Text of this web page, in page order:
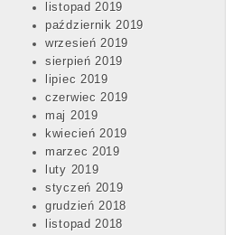
listopad 2019
październik 2019
wrzesień 2019
sierpień 2019
lipiec 2019
czerwiec 2019
maj 2019
kwiecień 2019
marzec 2019
luty 2019
styczeń 2019
grudzień 2018
listopad 2018